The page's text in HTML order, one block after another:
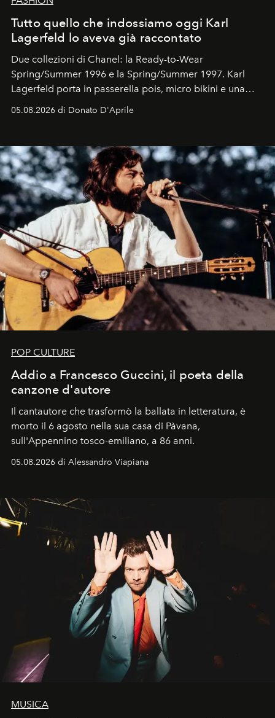
Tutto quello che indossiamo oggi Karl
Lagerfeld lo aveva già raccontato
Due collezioni di Chanel: la Ready-to-Wear
Spring/Summer 1996 e la Spring/Summer 1997. Karl
Lagerfeld porta in passerella pois, micro bikini e una
logomania pensata per la spiaggia
Kate, Claudia e Carla una dietro l'altra. Trent'anni dopo,
uno dei documenti più contemporanei che abbiamo.
05.08.2026 di Donato D'Aprile
POP CULTURE
Addio a Francesco Guccini, il poeta della
canzone d'autore
Il cantautore che trasformò la ballata in letteratura, è
morto il 6 agosto nella sua casa di Pàvana,
sull'Appennino tosco-emiliano, a 86 anni.
05.08.2026 di Alessandro Viapiana
MUSICA